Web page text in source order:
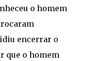
o homem
encerrar o
que o homem